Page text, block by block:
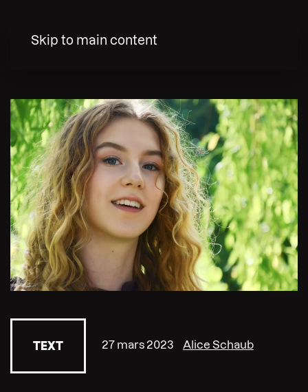
Skip to main content
TEXT 27 mars 2023 Alice Schaub